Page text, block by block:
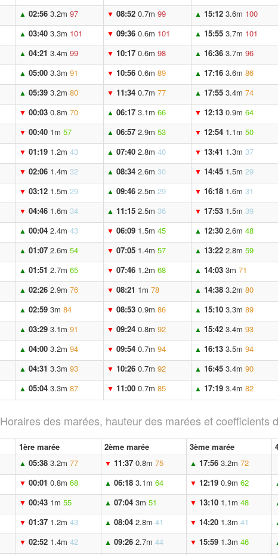
▲ 02:56 3.2m 97 ▼ 08:52 0.7m 99 ▲ 15:12 3.6m 100
▲ 03:40 3.3m 101 ▼ 09:36 0.6m 101 ▲ 15:55 3.7m 101
▲ 04:21 3.4m 99 ▼ 10:17 0.6m 98 ▲ 16:36 3.7m 96
▲ 05:00 3.3m 91 ▼ 10:56 0.6m 89 ▲ 17:16 3.6m 86
▲ 05:39 3.2m 80 ▼ 11:34 0.7m 77 ▲ 17:55 3.4m 74
▼ 00:03 0.8m 70 ▲ 06:17 3.1m 66 ▼ 12:13 0.9m 64
▼ 00:40 1m 57 ▲ 06:57 2.9m 53 ▼ 12:54 1.1m 50
▼ 01:19 1.2m 43 ▲ 07:40 2.8m 40 ▼ 13:41 1.3m 37
▼ 02:06 1.4m 32 ▲ 08:34 2.6m 30 ▼ 14:45 1.5m 29
▼ 03:12 1.5m 29 ▲ 09:46 2.5m 29 ▼ 16:18 1.6m 31
▼ 04:46 1.6m 34 ▲ 11:15 2.5m 36 ▼ 17:53 1.5m 39
▲ 00:04 2.4m 43 ▼ 06:09 1.5m 45 ▲ 12:30 2.6m 48
▲ 01:07 2.6m 54 ▼ 07:05 1.4m 57 ▲ 13:22 2.8m 59
▲ 01:51 2.7m 65 ▼ 07:46 1.2m 68 ▲ 14:03 3m 71
▲ 02:26 2.9m 76 ▼ 08:21 1m 78 ▲ 14:38 3.2m 80
▲ 02:59 3m 84 ▼ 08:53 0.9m 86 ▲ 15:10 3.3m 89
▲ 03:29 3.1m 91 ▼ 09:24 0.8m 92 ▲ 15:42 3.4m 93
▲ 04:00 3.2m 94 ▼ 09:54 0.7m 94 ▲ 16:13 3.5m 94
▲ 04:31 3.3m 93 ▼ 10:26 0.7m 92 ▲ 16:45 3.4m 90
▲ 05:04 3.3m 87 ▼ 11:00 0.7m 85 ▲ 17:19 3.4m 82
Horaires des marées, hauteur des marées et coefficients
1ère marée 2ème marée 3ème marée
▲ 05:38 3.2m 77 ▼ 11:37 0.8m 75 ▲ 17:56 3.2m 72
▼ 00:01 0.8m 68 ▲ 06:18 3.1m 64 ▼ 12:19 0.9m 62
▼ 00:43 1m 55 ▲ 07:04 3m 51 ▼ 13:10 1.1m 48
▼ 01:37 1.2m 43 ▲ 08:04 2.8m 41 ▼ 14:20 1.3m 41
▼ 02:52 1.4m 42 ▲ 09:26 2.7m 44 ▼ 15:59 1.3m 46